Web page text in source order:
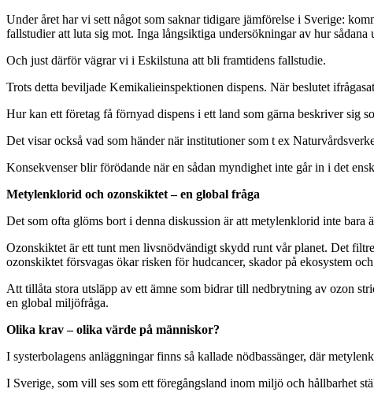
Under året har vi sett något som saknar tidigare jämförelse i Sverige:
fallstudier att luta sig mot. Inga långsiktiga undersökningar av hur
Och just därför vägrar vi i Eskilstuna att bli framtidens fallstudie.
Trots detta beviljade Kemikalieinspektionen dispens. När beslutet
Hur kan ett företag få förnyad dispens i ett land som gärna beskriver sig
Det visar också vad som händer när institutioner som t ex
Konsekvenser blir förödande när en sådan myndighet inte går in i det
Metylenklorid och ozonskiktet – en global fråga
Det som ofta glöms bort i denna diskussion är att metylenklorid inte
Ozonskiktet är ett tunt men livsnödvändigt skydd runt vår planet. Det
ozonskiktet försvagas ökar risken för hudcancer, skador på ekosystem
Att tillåta stora utsläpp av ett ämne som bidrar till nedbrytning av ozon
en global miljöfråga.
Olika krav – olika värde på människor?
I systerbolagens anläggningar finns så kallade nödbassänger, där
I Sverige, som vill ses som ett föregångsland inom miljö och hållbarhet